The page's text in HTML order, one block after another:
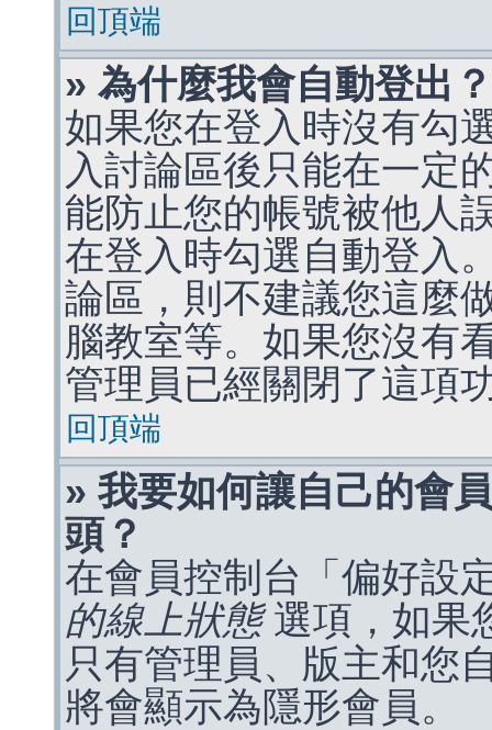
回頂端
» 為什麼我會自動登出？
如果您在登入時沒有勾
入討論區後只能在一定
能防止您的帳號被他人
在登入時勾選自動登入
論區，則不建議您這麼
腦教室等。如果您沒有
管理員已經關閉了這項
回頂端
» 我要如何讓自己的會
頭？
在會員控制台「偏好設
的線上狀態選項，如果
只有管理員、版主和您
將會顯示為隱形會員。